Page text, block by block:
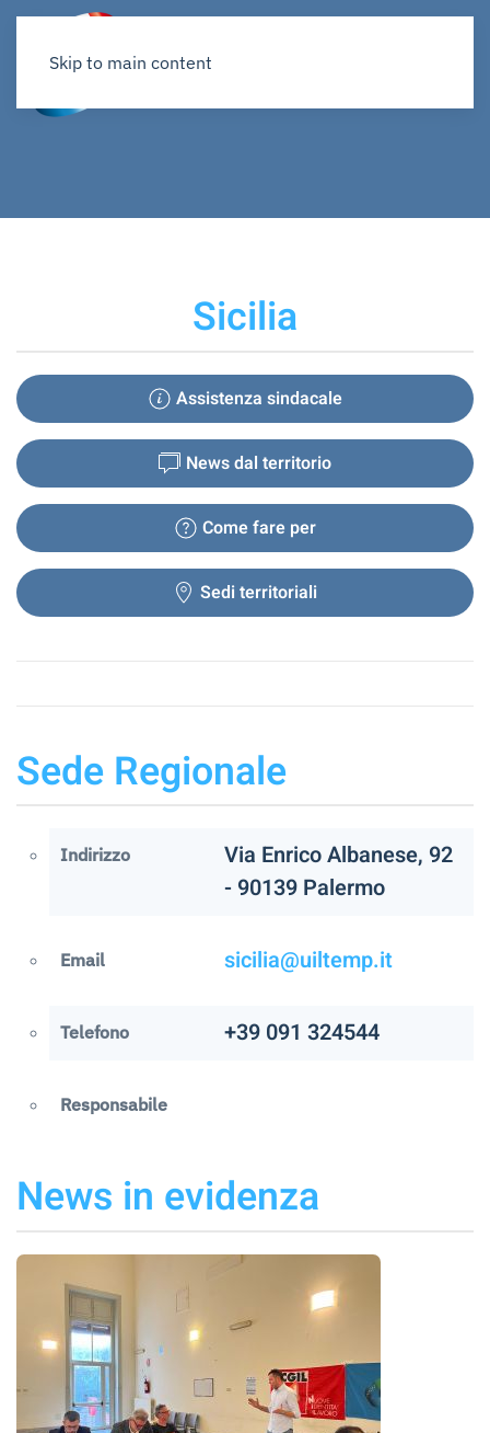
Skip to main content
Sicilia
Assistenza sindacale
News dal territorio
Come fare per
Sedi territoriali
Sede Regionale
Indirizzo
Via Enrico Albanese, 92
- 90139 Palermo
Email sicilia@uiltemp.it
Telefono +39 091 324544
Responsabile
News in evidenza